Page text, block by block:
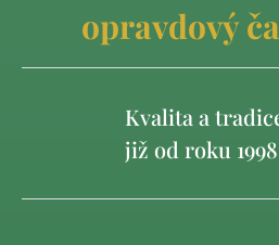
opravdový
Kvalita a
již od roku 1998